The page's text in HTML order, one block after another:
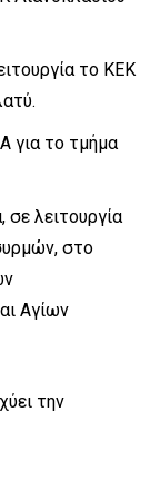
το ΚΕΚ
για το τμήμα
λειτουργία
στο
Αγίων
την